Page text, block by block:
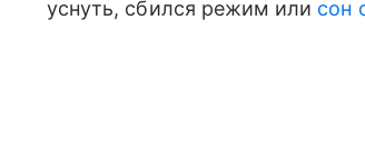
уснуть, сбился режим или сон